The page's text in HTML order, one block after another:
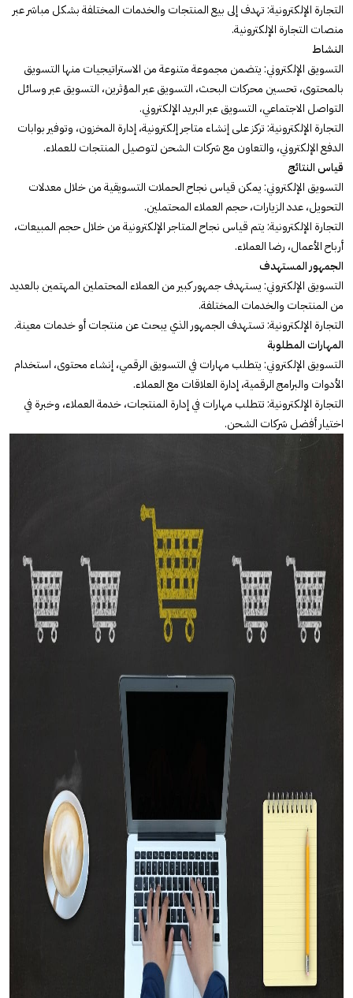
التجارة الإلكترونية: تهدف إلى بيع المنتجات والخدمات المختلفة بشكل مباشر عبر
منصات التجارة الإلكترونية.
النشاط
التسويق الإلكتروني: يتضمن مجموعة متنوعة من الاستراتيجيات منها التسويق
بالمحتوى، تحسين محركات البحث، التسويق عبر المؤثرين، التسويق عبر وسائل
التواصل الاجتماعي، التسويق عبر البريد الإلكتروني.
التجارة الإلكترونية: تركز على إنشاء متاجر إلكترونية، إدارة المخزون، وتوفير بوابات
الدفع الإلكتروني، والتعاون مع شركات الشحن لتوصيل المنتجات للعملاء.
قياس النتائج
التسويق الإلكتروني: يمكن قياس نجاح الحملات التسويقية من خلال معدلات
التحويل، عدد الزيارات، حجم العملاء المحتملين.
التجارة الإلكترونية: يتم قياس نجاح المتاجر الإلكترونية من خلال حجم المبيعات،
أرباح الأعمال، رضا العملاء.
الجمهور المستهدف
التسويق الإلكتروني: يستهدف جمهور كبير من العملاء المحتملين المهتمين بالعديد
من المنتجات والخدمات المختلفة.
التجارة الإلكترونية: تستهدف الجمهور الذي يبحث عن منتجات أو خدمات معينة.
المهارات المطلوبة
التسويق الإلكتروني: يتطلب مهارات في التسويق الرقمي، إنشاء محتوى، استخدام
الأدوات والبرامج الرقمية، إدارة العلاقات مع العملاء.
التجارة الإلكترونية: تتطلب مهارات في إدارة المنتجات، خدمة العملاء، وخبرة في
اختيار أفضل شركات الشحن.